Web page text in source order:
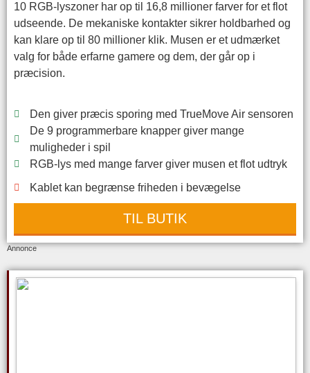
10 RGB-lyszoner har op til 16,8 millioner farver for et flot
udseende. De mekaniske kontakter sikrer holdbarhed og
kan klare op til 80 millioner klik. Musen er et udmærket
valg for både erfarne gamere og dem, der går op i
præcision.
Den giver præcis sporing med TrueMove Air sensoren
De 9 programmerbare knapper giver mange
muligheder i spil
RGB-lys med mange farver giver musen et flot udtryk
Kablet kan begrænse friheden i bevægelse
TIL BUTIK
Annonce